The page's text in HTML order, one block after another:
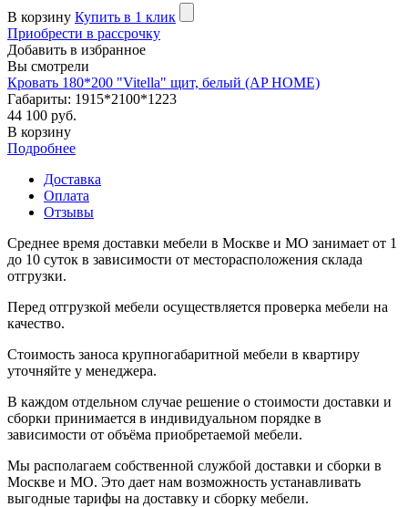
В корзину Купить в 1 клик
Приобрести в рассрочку
Добавить в избранное
Вы смотрели
Кровать 180*200 "Vitella" щит, белый (AP HOME)
Габариты: 1915*2100*1223
44 100 руб.
В корзину
Подробнее
Доставка
Оплата
Отзывы
Среднее время доставки мебели в Москве и МО занимает от 1
до 10 суток в зависимости от месторасположения склада
отгрузки.
Перед отгрузкой мебели осуществляется проверка мебели на
качество.
Стоимость заноса крупногабаритной мебели в квартиру
уточняйте у менеджера.
В каждом отдельном случае решение о стоимости доставки и
сборки принимается в индивидуальном порядке в
зависимости от объёма приобретаемой мебели.
Мы располагаем собственной службой доставки и сборки в
Москве и МО. Это дает нам возможность устанавливать
выгодные тарифы на доставку и сборку мебели.